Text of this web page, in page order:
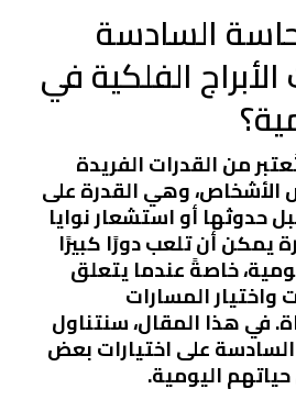
السادسة
الفلكية في
من القدرات الفريدة
الأشخاص، وهي القدرة على
حدوثها أو استشعار نوايا
يمكن أن تلعب دورًا كبيرًا
خاصةً عندما يتعلق
واختيار المسارات
في هذا المقال، سنتناول
على اختيارات بعض
حياتهم اليومية.